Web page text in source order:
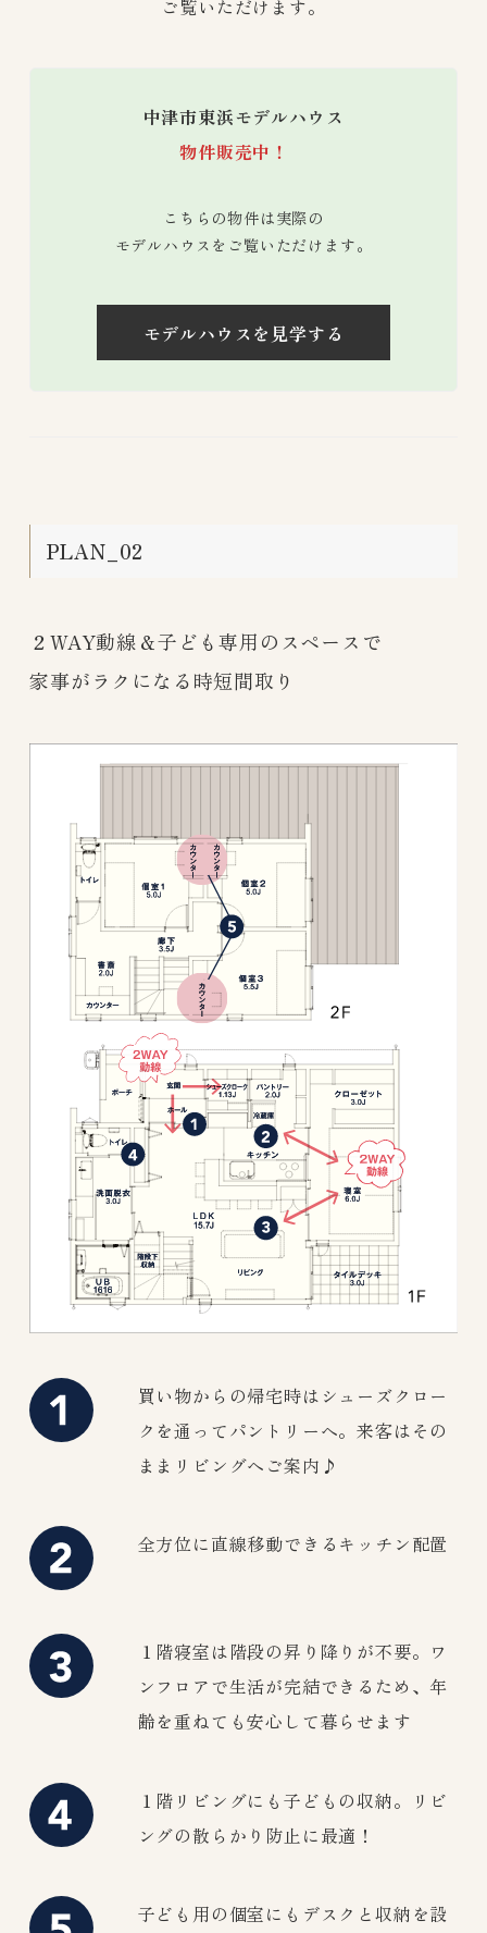
ご覧いただけます。
中津市東浜モデルハウス
物件販売中！
こちらの物件は実際の
モデルハウスをご覧いただけます。
モデルハウスを見学する
PLAN_02
２WAY動線＆子ども専用のスペースで
家事がラクになる時短間取り
買い物からの帰宅時はシューズクロー
クを通ってパントリーへ。来客はその
ままリビングへご案内♪
全方位に直線移動できるキッチン配置
１階寝室は階段の昇り降りが不要。ワ
ンフロアで生活が完結できるため、年
齢を重ねても安心して暮らせます
１階リビングにも子どもの収納。リビ
ングの散らかり防止に最適！
子ども用の個室にもデスクと収納を設